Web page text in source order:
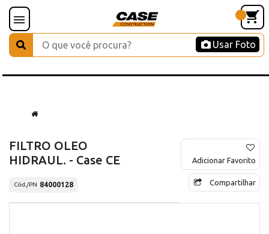
Usar Foto
FILTRO OLEO
HIDRAUL. - Case CE
Cód./PN 84000128
Adicionar Favorito
Compartilhar